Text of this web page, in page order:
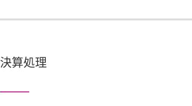
決算処理